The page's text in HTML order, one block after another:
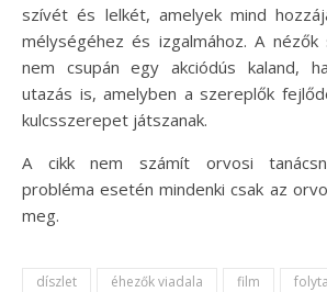
szívét és lelkét, amelyek mind
mélységéhez és izgalmához. A
nem csupán egy akciódús kaland,
utazás is, amelyben a szereplők
kulcsszerepet játszanak.
A cikk nem számít orvosi
probléma esetén mindenki csak az
meg.
díszlet éhezők viadala film